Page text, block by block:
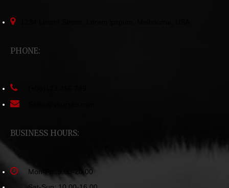
PHONE:
BUSINESS HOURS:
Mon-Fri: 9.00-20.00